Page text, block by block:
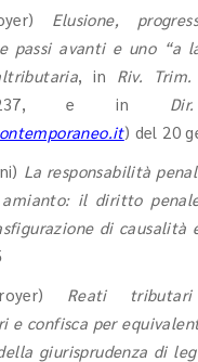
Elusione,
passi avanti e uno “a
, in Riv. Trim.
237, e in
) del 20
La responsabilità
il diritto
di causalità
Reati
e confisca per
giurisprudenza di